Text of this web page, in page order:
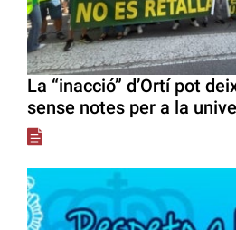
La “inacció” d’Ortí pot
sense notes per a la